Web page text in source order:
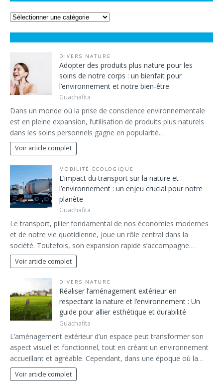
DIVERS NATURE
Adopter des produits plus nature pour les
soins de notre corps : un bienfait pour
l’environnement et notre bien-être
Guachafita
Dans un monde où la prise de conscience environnementale
est en pleine expansion, l’utilisation de produits plus naturels
dans les soins personnels gagne en popularité.…
Voir article complet
MOBILITÉ ÉCOLOGIQUE
L’impact du transport sur la nature et
l’environnement : un enjeu crucial pour notre
planète
Guachafita
Le transport, pilier fondamental de nos économies modernes
et de notre vie quotidienne, joue un rôle central dans la
société. Toutefois, son expansion rapide s’accompagne…
Voir article complet
DIVERS NATURE
Réaliser l’aménagement extérieur en
respectant la nature et l’environnement : Un
guide pour allier esthétique et durabilité
Guachafita
L’aménagement extérieur d’un espace peut transformer son
aspect visuel et fonctionnel, tout en créant un environnement
accueillant et agréable. Cependant, dans une époque où la…
Voir article complet